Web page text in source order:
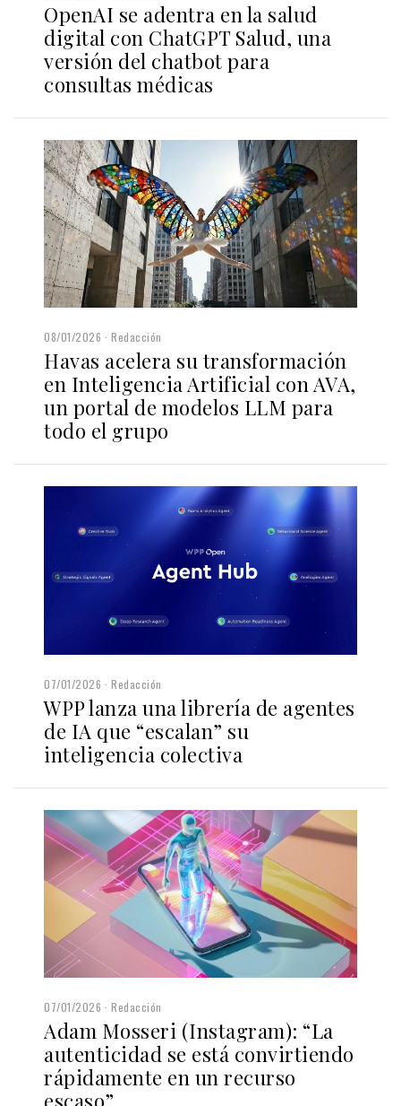
OpenAI se adentra en la salud
digital con ChatGPT Salud, una
versión del chatbot para
consultas médicas
08/01/2026 Redacción
Havas acelera su transformación
en Inteligencia Artificial con AVA,
un portal de modelos LLM para
todo el grupo
07/01/2026 Redacción
WPP lanza una librería de agentes
de IA que “escalan” su
inteligencia colectiva
07/01/2026 Redacción
Adam Mosseri (Instagram): “La
autenticidad se está convirtiendo
rápidamente en un recurso